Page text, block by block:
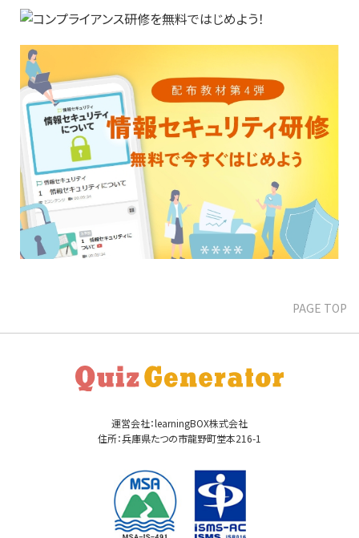
PAGE TOP
運営会社：learningBOX株式会社
住所：兵庫県たつの市龍野町堂本216-1